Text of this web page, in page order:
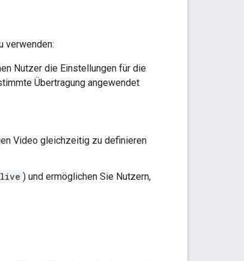
verwenden:
Nutzer die Einstellungen für die
Übertragung angewendet
Video gleichzeitig zu definieren
live ) und ermöglichen Sie Nutzern,